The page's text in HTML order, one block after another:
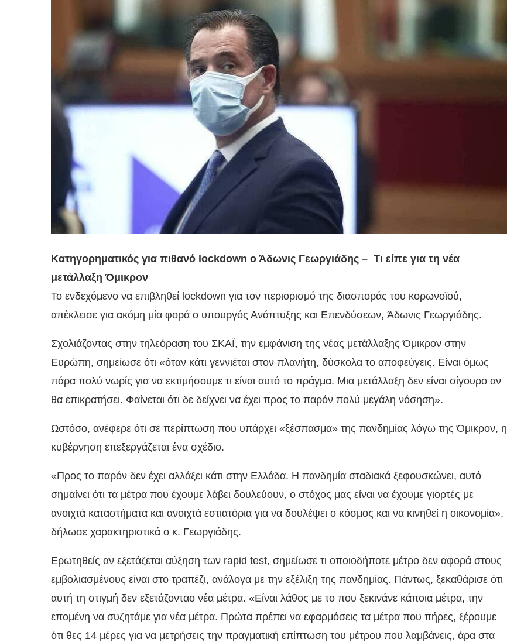
Κατηγορηματικός για πιθανό lockdown ο Άδωνις Γεωργιάδης – Τι είπε για τη νέα
μετάλλαξη Όμικρον
Το ενδεχόμενο να επιβληθεί lockdown για τον περιορισμό της διασποράς του κορωνοϊού,
απέκλεισε για ακόμη μία φορά ο υπουργός Ανάπτυξης και Επενδύσεων, Άδωνις Γεωργιάδης.
Σχολιάζοντας στην τηλεόραση του ΣΚΑΪ, την εμφάνιση της νέας μετάλλαξης Όμικρον στην
Ευρώπη, σημείωσε ότι «όταν κάτι γεννιέται στον πλανήτη, δύσκολα το αποφεύγεις. Είναι όμως
πάρα πολύ νωρίς για να εκτιμήσουμε τι είναι αυτό το πράγμα. Μια μετάλλαξη δεν είναι σίγουρο αν
θα επικρατήσει. Φαίνεται ότι δε δείχνει να έχει προς το παρόν πολύ μεγάλη νόσηση».
Ωστόσο, ανέφερε ότι σε περίπτωση που υπάρχει «ξέσπασμα» της πανδημίας λόγω της Όμικρον, η
κυβέρνηση επεξεργάζεται ένα σχέδιο.
«Προς το παρόν δεν έχει αλλάξει κάτι στην Ελλάδα. Η πανδημία σταδιακά ξεφουσκώνει, αυτό
σημαίνει ότι τα μέτρα που έχουμε λάβει δουλεύουν, ο στόχος μας είναι να έχουμε γιορτές με
ανοιχτά καταστήματα και ανοιχτά εστιατόρια για να δουλέψει ο κόσμος και να κινηθεί η οικονομία»,
δήλωσε χαρακτηριστικά ο κ. Γεωργιάδης.
Ερωτηθείς αν εξετάζεται αύξηση των rapid test, σημείωσε τι οποιοδήποτε μέτρο δεν αφορά στους
εμβολιασμένους είναι στο τραπέζι, ανάλογα με την εξέλιξη της πανδημίας. Πάντως, ξεκαθάρισε ότι
αυτή τη στιγμή δεν εξετάζονταο νέα μέτρα. «Είναι λάθος με το που ξεκινάνε κάποια μέτρα, την
επομένη να συζητάμε για νέα μέτρα. Πρώτα πρέπει να εφαρμόσεις τα μέτρα που πήρες, ξέρουμε
ότι θες 14 μέρες για να μετρήσεις την πραγματική επίπτωση του μέτρου που λαμβάνεις, άρα στα